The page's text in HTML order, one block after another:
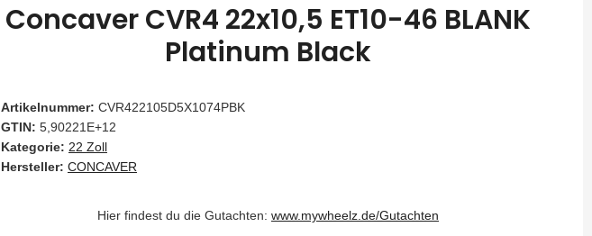
Concaver CVR4 22x10,5 ET10-46 BLANK
Platinum Black
Artikelnummer: CVR422105D5X1074PBK
GTIN: 5,90221E+12
Kategorie: 22 Zoll
Hersteller: CONCAVER
Hier findest du die Gutachten: www.mywheelz.de/Gutachten